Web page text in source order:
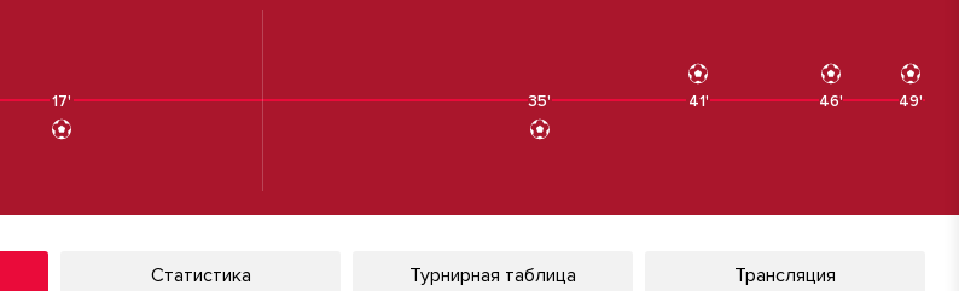
17' 35' 41' 46' 49'
Статистика Турнирная таблица Трансляция